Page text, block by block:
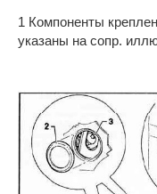
1 Компоненты
указаны на сопр.